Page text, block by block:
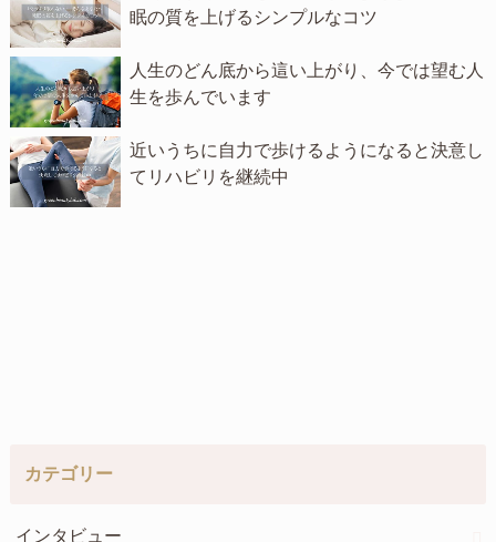
眠の質を上げるシンプルなコツ
人生のどん底から這い上がり、今では望む人
生を歩んでいます
近いうちに自力で歩けるようになると決意し
てリハビリを継続中
カテゴリー
インタビュー